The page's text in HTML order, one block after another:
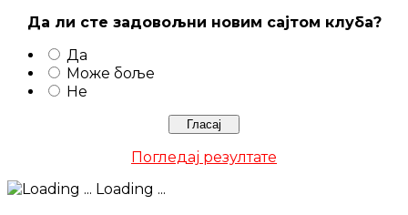
Да ли сте задовољни новим сајтом клуба?
Да
Може боље
Не
Погледај резултате
Loading ...